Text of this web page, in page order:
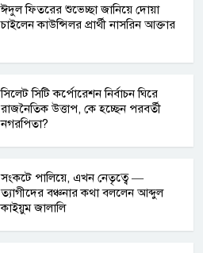
ঈদুল ফিতরের শুভেচ্ছা জানিয়ে দোয়া
চাইলেন কাউন্সিলর প্রার্থী নাসরিন আক্তার
সিলেট সিটি কর্পোরেশন নির্বাচন ঘিরে
রাজনৈতিক উত্তাপ, কে হচ্ছেন পরবর্তী
নগরপিতা?
সংকটে পালিয়ে, এখন নেতৃত্বে —
ত্যাগীদের বঞ্চনার কথা বললেন আব্দুল
কাইয়ুম জালালি